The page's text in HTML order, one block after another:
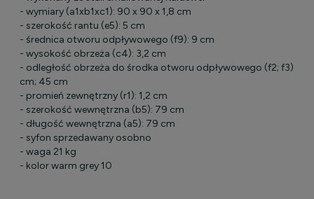
- wymiary (a1xb1xc1): 90 x 90 x 1,8 cm
- szerokość rantu (e5): 5 cm
- średnica otworu odpływowego (f9): 9 cm
- wysokość obrzeża (c4): 3,2 cm
- odległość obrzeża do środka otworu odpływowego (f2; f3) 20
cm; 45 cm
- promień zewnętrzny (r1): 1,2 cm
- szerokość wewnętrzna (b5): 79 cm
- długość wewnętrzna (a5): 79 cm
- syfon sprzedawany osobno
- waga 21 kg
- kolor warm grey 10